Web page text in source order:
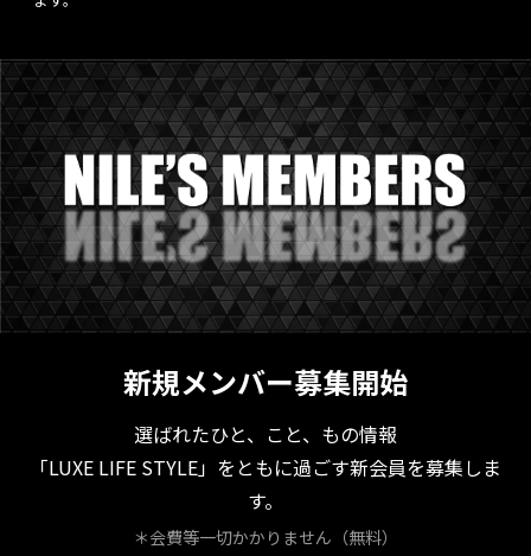
新規メンバー募集開始
選ばれたひと、こと、もの情報
「LUXE LIFE STYLE」をともに過ごす新会員を募集しま
す。
＊会費等一切かかりません（無料）